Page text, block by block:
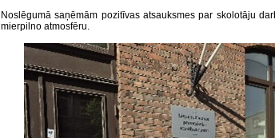
Noslēgumā saņēmām pozitīvas atsauksmes par skolotāju
mierpilno atmosfēru.